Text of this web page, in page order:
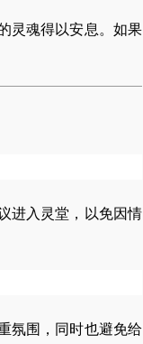
灵魂得以安息。如果
进入灵堂，以免因情
氛围，同时也避免给